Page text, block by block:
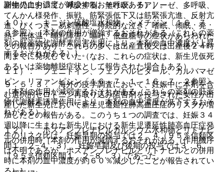
新生児において、呼吸抑制、無呼吸、チアノーゼ、多呼吸、
てんかん様発作、振戦、筋緊張低下又は筋緊張亢進、反射亢
進、ぴくつき、易刺激性、持続的な泣き、嗜眠、傾眠、発
熱、低体温、哺乳障害、嘔吐、低血糖等の症状があらわれた
との報告があり、これらの多くは出産直後又は出産後２４時
間までに発現していた（なお、これらの症状は、新生児仮死
あるいは薬物離脱症状として報告された場合もある）。
９．５．３． 海外の疫学調査において、妊娠中に本剤を含
む選択的セロトニン再取り込み阻害剤を投与された女性が出
産した新生児において新生児遷延性肺高血圧症のリスクが増
加したとの報告がある。このうち１つの調査では、妊娠３４
週以降に生まれた新生児における新生児遷延性肺高血圧症発
生のリスク比は、妊娠早期の投与では２．４（９５％信頼区
間１．２−４．３）、妊娠早期及び後期の投与では３．６
（９５％信頼区間１．２−８．３）であった。
謝物の血中濃度が減少するおそれがある）］。
１０）． キニジン硫酸塩水和物、シメチジン〔１６．７．
３参照〕［本剤の作用が増強するおそれがある（これらの薬
剤の肝薬物代謝酵素阻害作用により、本剤の血中濃度が上昇
するおそれがある）］。
１１）． フェニトイン、フェノバルビタール、カルバマゼ
ピン、リファンピシン〔１６．７．１、１６．７．２参照〕
［本剤の作用が減弱するおそれがある（これらの薬剤の肝薬
物代謝酵素誘導作用により、本剤の血中濃度が低下するおそ
れがある）］。
１２）． ホスアンプレナビルカルシウム水和物とリトナビ
ルの併用時［本剤の作用が減弱するおそれがある（作用機序
は不明であるが、ホスアンプレナビルとリトナビルとの併用
時に本剤の血中濃度が約６０％減少したことが報告されてい